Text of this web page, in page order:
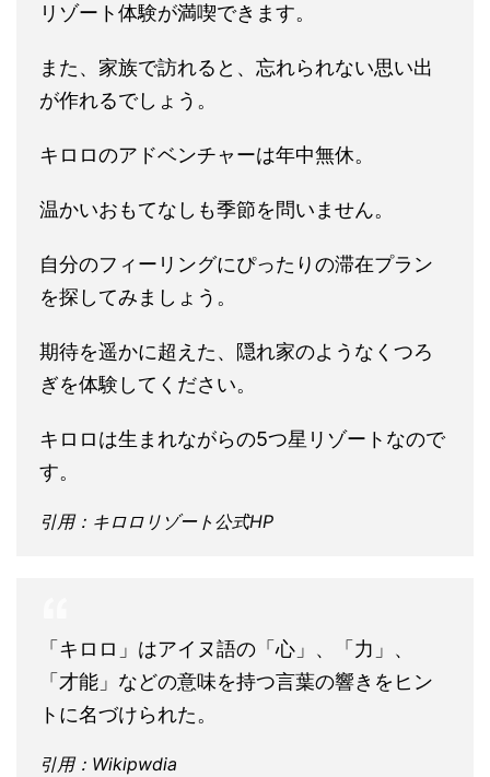
リゾート体験が満喫できます。
また、家族で訪れると、忘れられない思い出
が作れるでしょう。
キロロのアドベンチャーは年中無休。
温かいおもてなしも季節を問いません。
自分のフィーリングにぴったりの滞在プラン
を探してみましょう。
期待を遥かに超えた、隠れ家のようなくつろ
ぎを体験してください。
キロロは生まれながらの5つ星リゾートなので
す。
引用：キロロリゾート公式HP
「キロロ」はアイヌ語の「心」、「力」、
「才能」などの意味を持つ言葉の響きをヒン
トに名づけられた。
引用：Wikipwdia